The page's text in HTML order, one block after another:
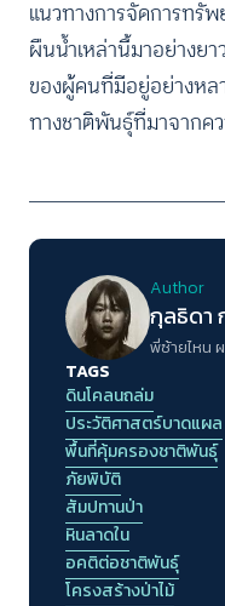
แนวทางการจัดการท
ผืนน้ำเหล่านี้มาอย่างยา
ของผู้คนที่มีอยู่อย่างหล
ทางชาติพันธุ์ที่มาจากคว
Author
กุลธิดา
พี่ซ้ายไหน
TAGS
ดินโคลนถล่ม
ประวัติศาสตร์บาดแผล
พื้นที่คุ้มครองชาติพันธุ์
ภัยพิบัติ
สัมปทานป่า
หินลาดใน
อคติต่อชาติพันธุ์
โครงสร้างป่าไม้